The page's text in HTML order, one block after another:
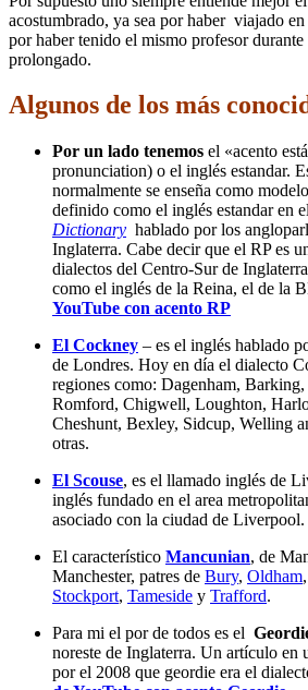
acostumbrado, ya sea por haber viajado
por haber tenido el mismo profesor
prolongado.
Algunos de los más
Por un lado tenemos el «acento
pronunciation) o el inglés estandar.
normalmente se enseña como
definido como el inglés estandar en el
Dictionary hablado por los
Inglaterra. Cabe decir que el RP es
dialectos del Centro-Sur de
como el inglés de la Reina, el de la
YouTube con acento RP
El Cockney – es el inglés hablado
de Londres. Hoy en día el dialecto
regiones como: Dagenham,
Romford, Chigwell, Loughton,
Cheshunt, Bexley, Sidcup, Welling
otras.
El Scouse, es el llamado inglés de
inglés fundado en el area
asociado con la ciudad de Liverpool.
El característico Mancunian, de
Manchester, patres de Bury, Oldham,
Stockport, Tameside y Trafford.
Para mi el por de todos es el
noreste de Inglaterra. Un artículo en
por el 2008 que geordie era el